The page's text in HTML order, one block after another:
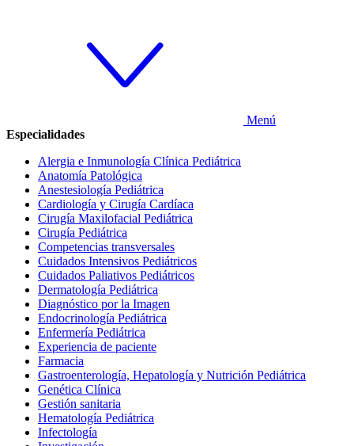
Menú
Especialidades
Alergia e Inmunología Clínica Pediátrica
Anatomía Patológica
Anestesiología Pediátrica
Cardiología y Cirugía Cardíaca
Cirugía Maxilofacial Pediátrica
Cirugía Pediátrica
Competencias transversales
Cuidados Intensivos Pediátricos
Cuidados Paliativos Pediátricos
Dermatología Pediátrica
Diagnóstico por la Imagen
Endocrinología Pediátrica
Enfermería Pediátrica
Experiencia de paciente
Farmacia
Gastroenterología, Hepatología y Nutrición Pediátrica
Genética Clínica
Gestión sanitaria
Hematología Pediátrica
Infectología